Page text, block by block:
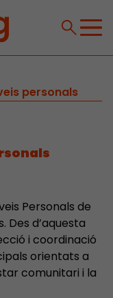
personals
Personals de
Des d’aquesta
i coordinació
orientats a
comunitari i la